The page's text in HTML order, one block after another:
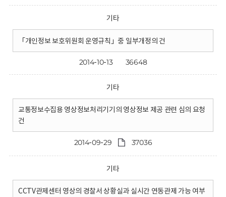
기타
「개인정보 보호위원회 운영규칙」중 일부개정의 건
2014-10-13 36648
기타
교통정보수집용 영상정보처리기기의 영상정보 제공 관련 심의 요청
건
2014-09-29 37036
기타
CCTV관제센터 영상의 경찰서 상황실과 실시간 연동관제 가능 여부